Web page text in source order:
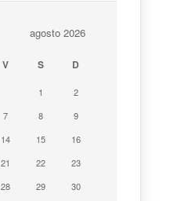
agosto 2026
V S D
1
2
7 8
9
14 15
16
21 22
23
28 29
30